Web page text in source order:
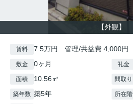
【外観】
賃料 7.5万円 管理/共益費 4,000円
敷金 0ヶ月 礼金
面積 10.56㎡ 間取り
築年数 築5年 所在階